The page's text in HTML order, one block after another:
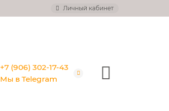
Личный кабинет
+7 (906) 302-17-43
Мы в Telegram